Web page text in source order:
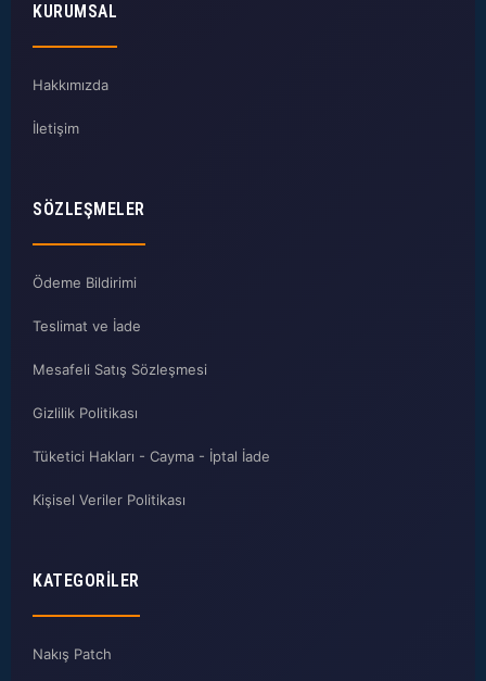
KURUMSAL
Hakkımızda
İletişim
SÖZLEŞMELER
Ödeme Bildirimi
Teslimat ve İade
Mesafeli Satış Sözleşmesi
Gizlilik Politikası
Tüketici Hakları - Cayma - İptal İade
Kişisel Veriler Politikası
KATEGORILER
Nakış Patch